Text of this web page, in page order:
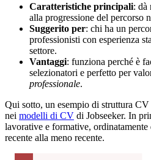
Caratteristiche principali: dà
alla progressione del percorso
Suggerito per: chi ha un
professionisti con esperienza
settore.
Vantaggi: funziona perché è
selezionatori e perfetto per
professionale.
Qui sotto, un esempio di struttura
nei modelli di CV di Jobseeker. In
lavorative e formative, ordinatamente
recente alla meno recente.